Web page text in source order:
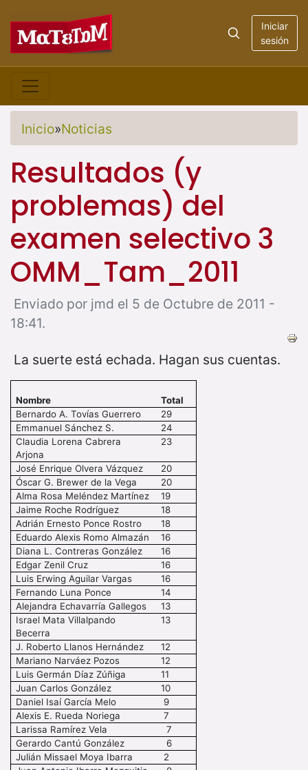
Iniciar
sesión
Inicio»Noticias
Resultados (y
problemas) del
examen selectivo 3
OMM_Tam_2011
Enviado por jmd el 5 de Octubre de 2011 -
18:41.
La suerte está echada. Hagan sus cuentas.
Nombre
Total
Bernardo A. Tovías Guerrero
29
Emmanuel Sánchez S.
24
Claudia Lorena Cabrera
Arjona
23
José Enrique Olvera Vázquez
20
Óscar G. Brewer de la Vega
20
Alma Rosa Meléndez Martínez
19
Jaime Roche Rodríguez
18
Adrián Ernesto Ponce Rostro
18
Eduardo Alexis Romo Almazán
16
Diana L. Contreras González
16
Edgar Zenil Cruz
16
Luis Erwing Aguilar Vargas
16
Fernando Luna Ponce
14
Alejandra Echavarría Gallegos
13
Israel Mata Villalpando
Becerra
13
J. Roberto Llanos Hernández
12
Mariano Narváez Pozos
12
Luis Germán Díaz Zúñiga
11
Juan Carlos González
10
Daniel Isaí García Melo
9
Alexis E. Rueda Noriega
7
Larissa Ramírez Vela
7
Gerardo Cantú González
6
Julián Missael Moya Ibarra
2